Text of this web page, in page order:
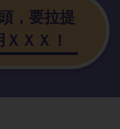
，要拉提
ＸＸ！